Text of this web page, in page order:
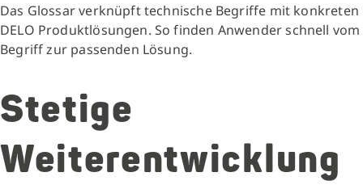
Das Glossar verknüpft technische Begriffe mit konkreten
DELO Produktlösungen. So finden Anwender schnell vom
Begriff zur passenden Lösung.
Stetige
Weiterentwicklung